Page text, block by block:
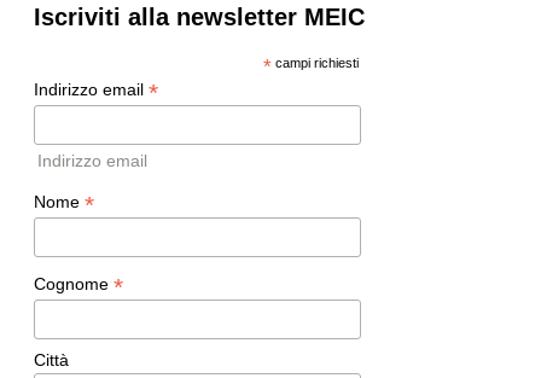
Iscriviti alla newsletter MEIC
*campi richiesti
Indirizzo email *
Indirizzo email
Nome *
Cognome *
Città